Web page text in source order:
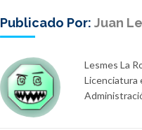
Publicado Por: Juan
Lesmes La
Licenciatura